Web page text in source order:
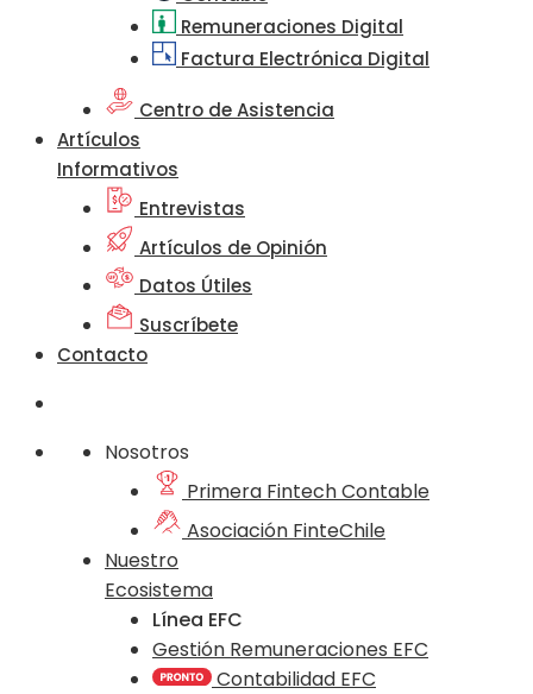
Remuneraciones Digital
Factura Electrónica Digital
Centro de Asistencia
Artículos
Informativos
Entrevistas
Artículos de Opinión
Datos Útiles
Suscríbete
Contacto
Nosotros
Primera Fintech Contable
Asociación FinteChile
Nuestro
Ecosistema
Línea EFC
Gestión Remuneraciones EFC
Contabilidad EFC